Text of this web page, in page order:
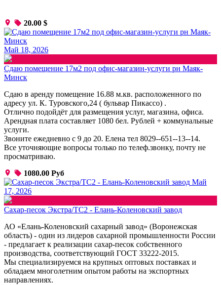
20.00 $
Май 18, 2026
Сдаю помещение 17м2 под офис-магазин-услуги рн Маяк-
Минск
Сдаю в аренду помещение 16.88 м.кв. расположенного по
адресу ул. К. Туровского,24 ( бульвар Пикассо) .
Отлично подойдёт для размещения услуг, магазина, офиса.
Арендная плата составляет 1080 бел. Рублей + коммунальные
услуги.
Звоните ежедневно с 9 до 20. Елена тел 8029--651--13--14.
Все уточняющие вопросы только по телеф.звонку, почту не
просматриваю.
1080.00 Руб
Май
17, 2026
Сахар-песок Экстра/ТС2 - Елань-Коленовский завод
АО «Елань-Коленовский сахарный завод» (Воронежская
область) - один из лидеров сахарной промышленности России
- предлагает к реализации сахар-песок собственного
производства, соответствующий ГОСТ 33222-2015.
Мы специализируемся на крупных оптовых поставках и
обладаем многолетним опытом работы на экспортных
направлениях.